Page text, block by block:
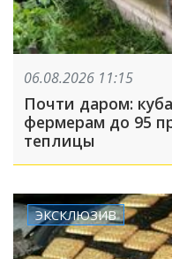
06.08.2026 11:15
Почти даром:
фермерам до 95
теплицы
ЭКСКЛЮЗИВ